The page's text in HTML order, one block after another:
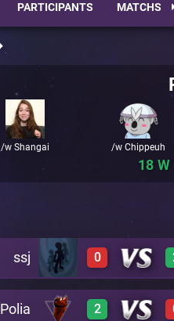
PARTICIPANTS MATCHS
/w Shangai /w Chippeuh
18
ssj 0
0 A19
Polia 2